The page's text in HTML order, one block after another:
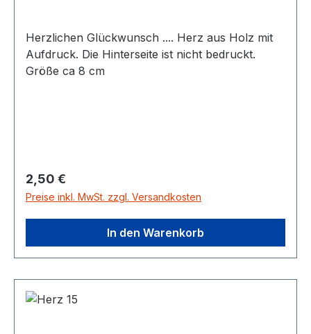
Herzlichen Glückwunsch .... Herz aus Holz mit
Aufdruck. Die Hinterseite ist nicht bedruckt.
Größe ca 8 cm
Regulärer Preis:
2,50 €
Preise inkl. MwSt. zzgl. Versandkosten
In den Warenkorb